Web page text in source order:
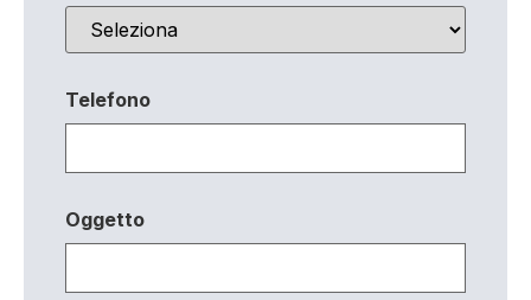
Telefono
Oggetto